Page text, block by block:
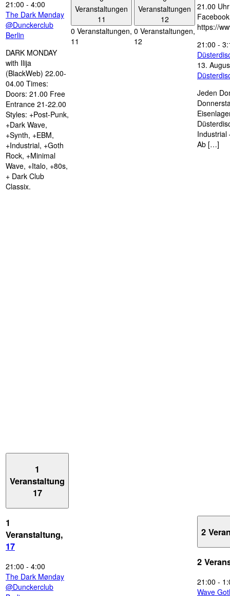
21:00 - 4:00
The Dark Mønday
@Dunckerclub
Berlin
DARK MONDAY
with Ilija
(BlackWeb) 22.00-
04.00 Times:
Doors: 21.00 Free
Entrance 21-22.00
Styles: +Post-Punk,
+Dark Wave,
+Synth, +EBM,
+Industrial, +Goth
Rock, +Minimal
Wave, +Italo, +80s,
+ Dark Club
Classix.
Veranstaltungen
11
0 Veranstaltungen,
11
Veranstaltungen
12
0 Veranstaltungen,
12
21.00
https://
21:00 -
13.
Jeden
Industrial
Ab […]
1
Veranstaltung
17
1
Veranstaltung,
17
21:00 - 4:00
The Dark Mønday
@Dunckerclub
2
2
21:00 -
Wave